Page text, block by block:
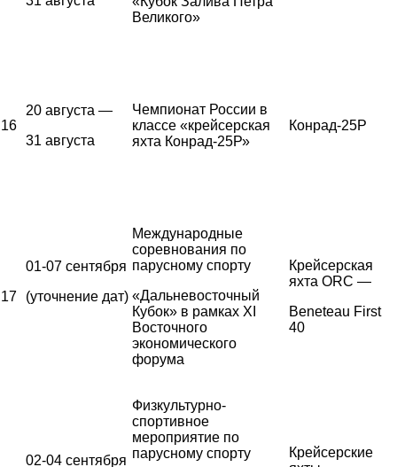
Великого»
16
20 августа —
31 августа
Чемпионат России в
классе «крейсерская
яхта Конрад-25Р»
Конрад-25Р
17
01-07 сентября
(уточнение дат)
Международные
соревнования по
парусному спорту
«Дальневосточный
Кубок» в рамках XI
Восточного
экономического
форума
Крейсерская
яхта ORC —
Beneteau First
40
02-04 сентября
Физкультурно-
спортивное
мероприятие по
парусному спорту
Крейсерские